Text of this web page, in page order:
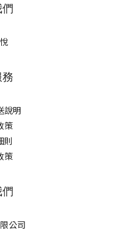
說明
策
則
策
公司